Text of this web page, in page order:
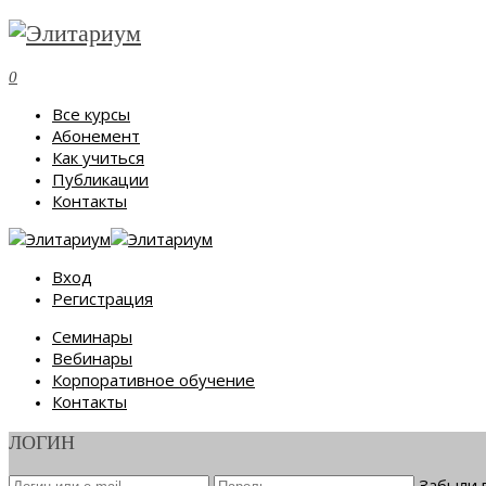
0
Все курсы
Абонемент
Как учиться
Публикации
Контакты
Вход
Регистрация
Семинары
Вебинары
Корпоративное обучение
Контакты
ЛОГИН